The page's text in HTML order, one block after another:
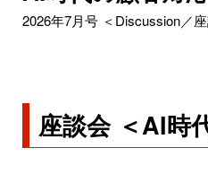
2026年7月号 ＜Discussion／
座談会 ＜AI時